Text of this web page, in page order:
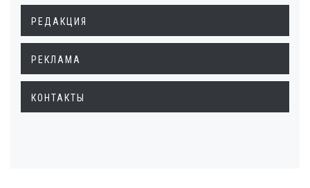
РЕДАКЦИЯ
РЕКЛАМА
КОНТАКТЫ